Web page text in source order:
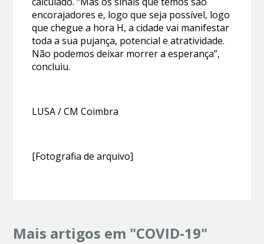
encorajadores e, logo que seja possível, logo
que chegue a hora H, a cidade vai manifestar
toda a sua pujança, potencial e atratividade.
Não podemos deixar morrer a esperança”,
concluiu.
LUSA / CM Coimbra
[Fotografia de arquivo]
Mais artigos em "COVID-19"